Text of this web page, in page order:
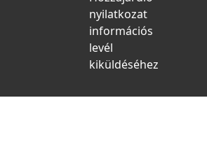
nyilatkozat
információs
levél
kiküldéséhez